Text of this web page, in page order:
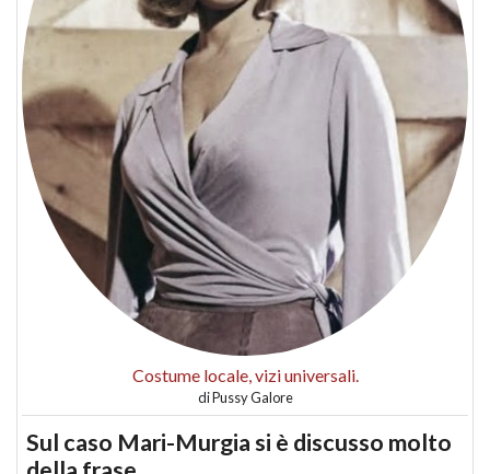
Costume locale, vizi universali.
diPussy Galore
Sul caso Mari-Murgia si è discusso molto